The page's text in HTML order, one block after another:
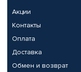
Акции
Контакты
Оплата
Доставка
Обмен и возврат